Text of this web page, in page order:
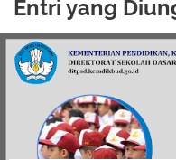
Entri yang